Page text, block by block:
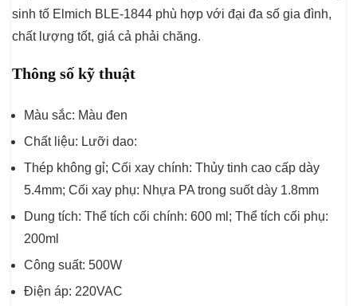
sinh tố Elmich BLE-1844 phù hợp với đại đa số gia đình,
chất lượng tốt, giá cả phải chăng.
Thông số kỹ thuật
Màu sắc: Màu đen
Chất liệu: Lưỡi dao:
Thép không gỉ; Cối xay chính: Thủy tinh cao cấp dày
5.4mm; Cối xay phụ: Nhựa PA trong suốt dày 1.8mm
Dung tích: Thể tích cối chính: 600 ml; Thể tích cối phụ:
200ml
Công suất: 500W
Điện áp: 220VAC